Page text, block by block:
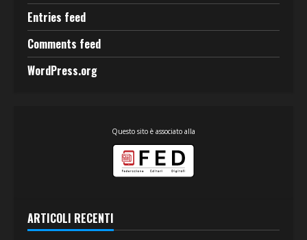
Entries feed
Comments feed
WordPress.org
Questo sito è associato alla
ARTICOLI RECENTI